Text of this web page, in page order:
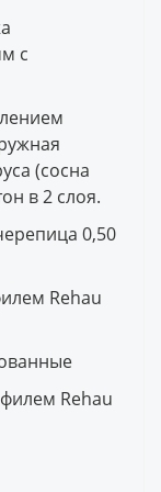
boards,
Solid,
полоса от
-
окрашена
отделка
с
(сосна
в 2 слоя.
0,50
Rehau
Rehau